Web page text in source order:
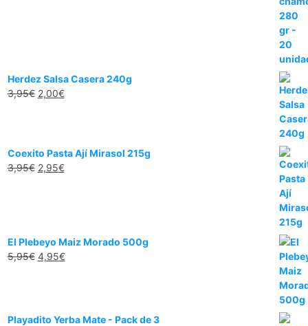
Herdez Salsa Casera 240g
3,95€ 2,00€
Coexito Pasta Ají Mirasol 215g
3,95€ 2,95€
El Plebeyo Maiz Morado 500g
5,95€ 4,95€
Playadito Yerba Mate - Pack de 3